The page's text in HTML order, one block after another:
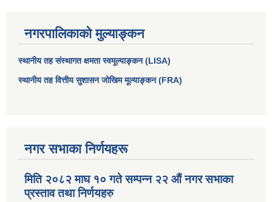
नगरपालिकाको मुल्याङ्कन
स्थानीय तह संस्थागत क्षमता स्वमूल्याङ्कन (LISA)
स्थानीय तह वित्तीय सुशासन जोखिम मूल्याङ्कन (FRA)
नगर सभाका निर्णयहरू
मिति २०८२ माघ १० गते सम्पन्न २२ औं नगर सभाका
प्रस्ताव तथा निर्णयहरु